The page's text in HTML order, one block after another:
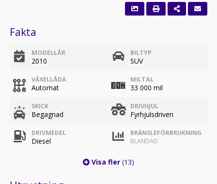
Fakta
MODELLÅR
2010
BILTYP
SUV
VÄXELLÅDA
Automat
MILTAL
33 000 mil
SKICK
Begagnad
DRIVHJUL
Fyrhjulsdriven
DRIVMEDEL
Diesel
BRÄNSLEFÖRBRUKNING
BLANDAD
Visa fler (13)